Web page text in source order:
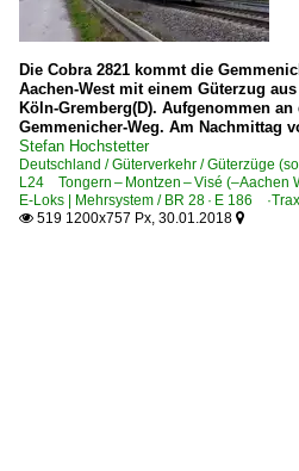
Die Cobra 2821 kommt die
Aachen-West mit einem Güterzug
Köln-Gremberg(D). Aufgenommen
Gemmenicher-Weg. Am Nachmittag
Stefan Hochstetter
Deutschland / Güterverkehr / Güterzüge
L24 Tongern – Montzen – Visé (–Aachen
E-Loks | Mehrsystem / BR 28 · E 186
 519 1200x757 Px, 30.01.2018 